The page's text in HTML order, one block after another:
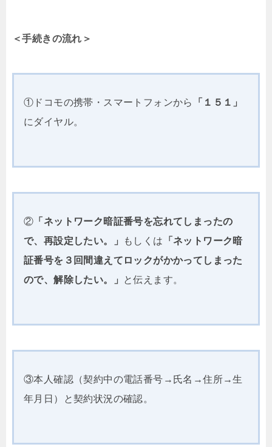
＜手続きの流れ＞
①ドコモの携帯・スマートフォンから
「１５１」
にダイヤル。
② 「ネットワーク暗証番号を忘れてしまったの
で、再設定したい。」
もしくは 「ネットワーク暗
証番号を３回間違えてロックがかかってしまった
ので、解除したい。」
と伝えます。
③本人確認（契約中の電話番号→氏名→住所→生
年月日）と契約状況の確認。